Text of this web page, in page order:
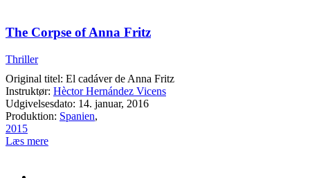
The Corpse of Anna Fritz
Thriller
Original titel: El cadáver de Anna Fritz
Instruktør: Hèctor Hernández Vicens
Udgivelsesdato: 14. januar, 2016
Produktion: Spanien,
2015
Læs mere